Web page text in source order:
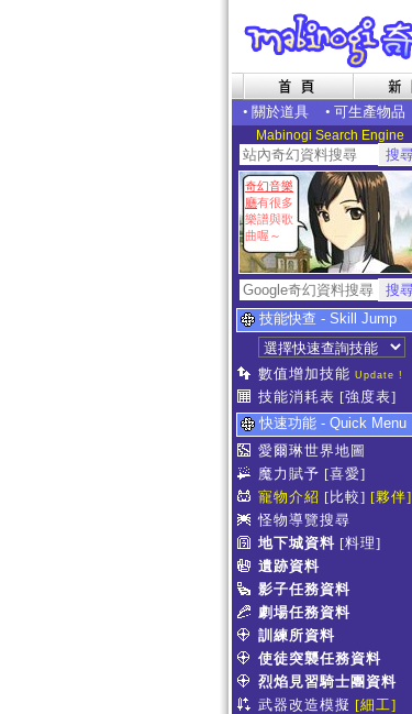
• 關於道具 • 可生產物品
Mabinogi Search Engine
奇幻音樂
廳有很多
樂譜與歌
曲喔～
技能快查 - Skill Jump
數值增加技能 Update !
技能消耗表 [強度表]
快速功能 - Quick Menu
愛爾琳世界地圖
魔力賦予 [喜愛]
寵物介紹 [比較] [夥伴]
怪物導覽搜尋
地下城資料 [料理]
遺跡資料
影子任務資料
劇場任務資料
訓練所資料
使徒突襲任務資料
烈焰見習騎士團資料
武器改造模擬 [細工]